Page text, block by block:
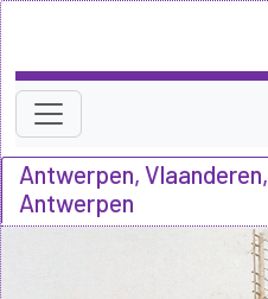
Antwerpen, Vlaanderen,
Antwerpen